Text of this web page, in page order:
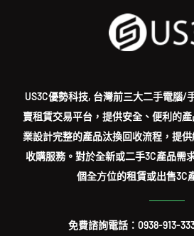
US3C優勢科技, 台灣前三大二手電腦
賣租賃交易平台，提供安全、便利的
業設計完整的產品汰換回收流程，提
收購服務。對於全新或二手3C產品需
個全方位的租賃或出售3C
免費諮詢電話：0938-913-